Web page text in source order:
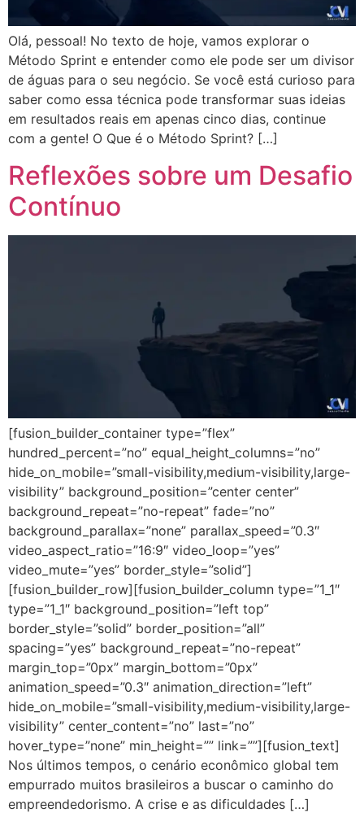
Olá, pessoal! No texto de hoje, vamos explorar o
Método Sprint e entender como ele pode ser um divisor
de águas para o seu negócio. Se você está curioso para
saber como essa técnica pode transformar suas ideias
em resultados reais em apenas cinco dias, continue
com a gente! O Que é o Método Sprint? […]
Reflexões sobre um Desafio
Contínuo
[fusion_builder_container type=”flex”
hundred_percent=”no” equal_height_columns=”no”
hide_on_mobile=”small-visibility,medium-visibility,large-
visibility” background_position=”center center”
background_repeat=”no-repeat” fade=”no”
background_parallax=”none” parallax_speed=”0.3″
video_aspect_ratio=”16:9″ video_loop=”yes”
video_mute=”yes” border_style=”solid”]
[fusion_builder_row][fusion_builder_column type=”1_1″
type=”1_1″ background_position=”left top”
border_style=”solid” border_position=”all”
spacing=”yes” background_repeat=”no-repeat”
margin_top=”0px” margin_bottom=”0px”
animation_speed=”0.3″ animation_direction=”left”
hide_on_mobile=”small-visibility,medium-visibility,large-
visibility” center_content=”no” last=”no”
hover_type=”none” min_height=”” link=””][fusion_text]
Nos últimos tempos, o cenário econômico global tem
empurrado muitos brasileiros a buscar o caminho do
empreendedorismo. A crise e as dificuldades […]